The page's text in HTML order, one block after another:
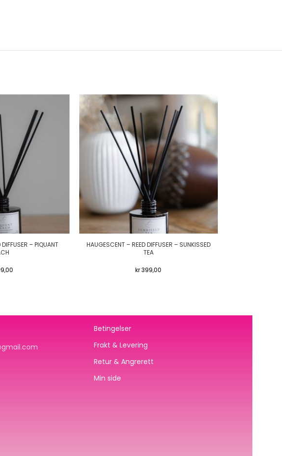
– PIQUANT
HAUGESCENT – REED DIFFUSER – SUNKISSED
TEA
kr399,00
Betingelser
Frakt & Levering
Retur & Angrerett
Min side